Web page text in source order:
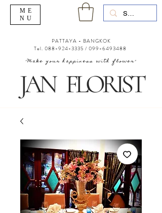
"Make your happiness with flower"
PATTAYA - BANGKOK
Tel. 088-924-3335 / 099-6493488
ME
NU